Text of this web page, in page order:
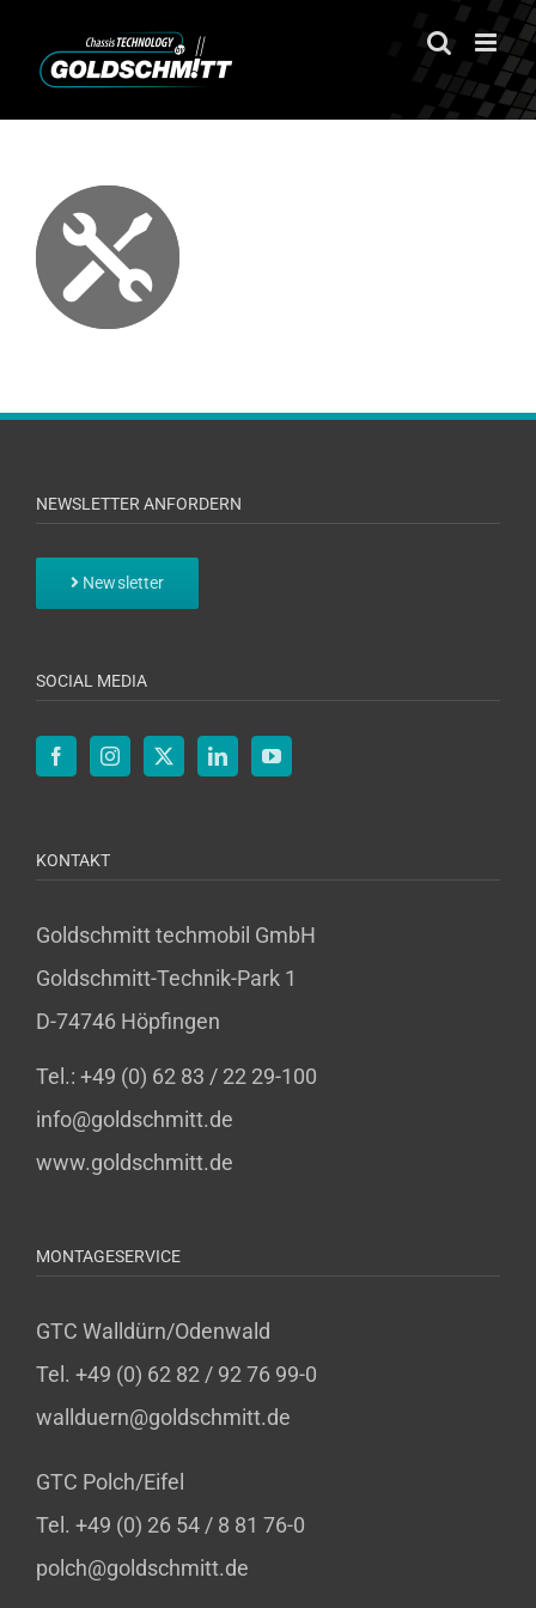
Inhalt
NEWSLETTER ANFORDERN
Newsletter
SOCIAL MEDIA
KONTAKT
Goldschmitt techmobil GmbH
Goldschmitt-Technik-Park 1
D-74746 Höpfingen
Tel.: +49 (0) 62 83 / 22 29-100
info@goldschmitt.de
www.goldschmitt.de
MONTAGESERVICE
GTC Walldürn/Odenwald
Tel. +49 (0) 62 82 / 92 76 99-0
wallduern@goldschmitt.de
GTC Polch/Eifel
Tel. +49 (0) 26 54 / 8 81 76-0
polch@goldschmitt.de